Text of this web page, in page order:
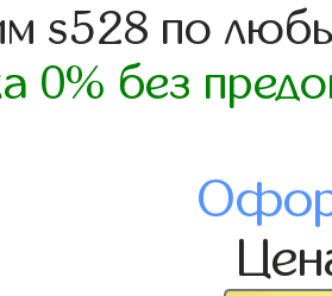
s528 по
0% без